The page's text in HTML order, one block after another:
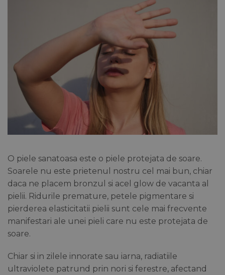
O piele sanatoasa este o piele protejata de soare.
Soarele nu este prietenul nostru cel mai bun, chiar
daca ne placem bronzul si acel glow de vacanta al
pielii. Ridurile premature, petele pigmentare si
pierderea elasticitatii pielii sunt cele mai frecvente
manifestari ale unei pieli care nu este protejata de
soare.
Chiar si in zilele innorate sau iarna, radiatiile
ultraviolete patrund prin nori si ferestre, afectand